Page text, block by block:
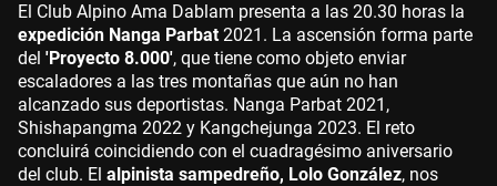
El Club Alpino Ama Dablam presenta a las 20.30 horas la
expedición Nanga Parbat 2021. La ascensión forma parte
del 'Proyecto 8.000', que tiene como objeto enviar
escaladores a las tres montañas que aún no han
alcanzado sus deportistas. Nanga Parbat 2021,
Shishapangma 2022 y Kangchejunga 2023. El reto
concluirá coincidiendo con el cuadragésimo aniversario
del club. El alpinista sampedreño, Lolo González, nos